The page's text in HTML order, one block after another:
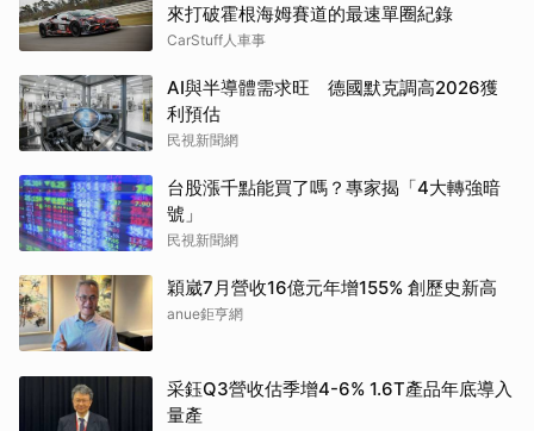
來打破霍根海姆賽道的最速單圈紀錄
CarStuff人車事
AI與半導體需求旺 德國默克調高2026獲
利預估
民視新聞網
台股漲千點能買了嗎？專家揭「4大轉強暗
號」
民視新聞網
穎崴7月營收16億元年增155% 創歷史新高
anue鉅亨網
采鈺Q3營收估季增4-6% 1.6T產品年底導入
量產